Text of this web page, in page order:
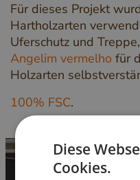
Für dieses Projekt
Hartholzarten
Uferschutz und Treppe,
Angelim vermelho für
Holzarten
100% FSC.
Diese
Cookies.